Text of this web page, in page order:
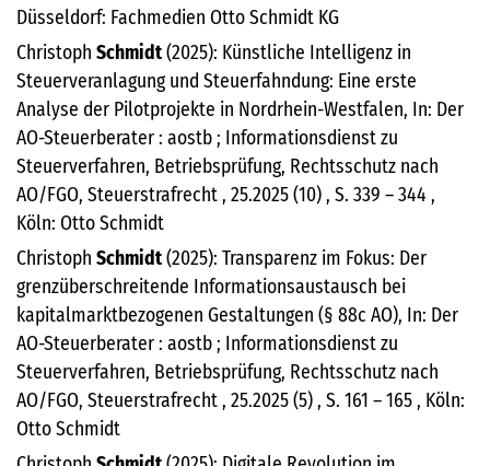
Düsseldorf: Fachmedien Otto Schmidt KG
Christoph Schmidt(2025): Künstliche Intelligenz in
Steuerveranlagung und Steuerfahndung: Eine erste
Analyse der Pilotprojekte in Nordrhein-Westfalen, In: Der
AO-Steuerberater : aostb ; Informationsdienst zu
Steuerverfahren, Betriebsprüfung, Rechtsschutz nach
AO/FGO, Steuerstrafrecht , 25.2025 (10) , S. 339 – 344 ,
Köln: Otto Schmidt
Christoph Schmidt(2025): Transparenz im Fokus: Der
grenzüberschreitende Informationsaustausch bei
kapitalmarktbezogenen Gestaltungen (§ 88c AO), In: Der
AO-Steuerberater : aostb ; Informationsdienst zu
Steuerverfahren, Betriebsprüfung, Rechtsschutz nach
AO/FGO, Steuerstrafrecht , 25.2025 (5) , S. 161 – 165 , Köln:
Otto Schmidt